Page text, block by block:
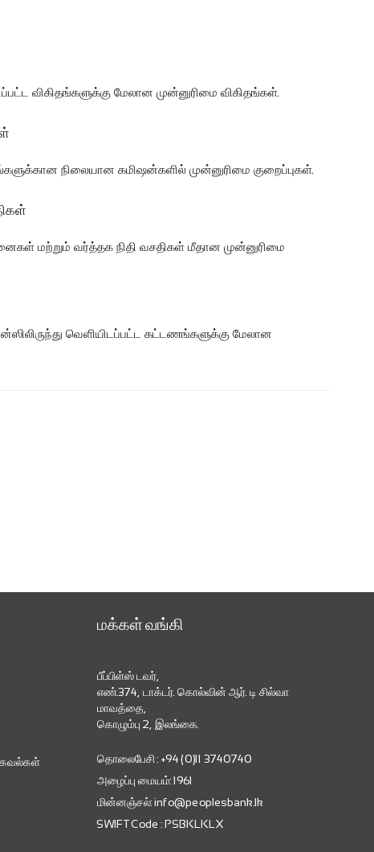
விகிதங்களுக்கு மேலான முன்னுரிமை விகிதங்கள்.
நிலையான கமிஷன்களில் முன்னுரிமை குறைப்புகள்.
மற்றும் வர்த்தக நிதி வசதிகள் மீதான முன்னுரிமை
வெளியிடப்பட்ட கட்டணங்களுக்கு மேலான
மக்கள் வங்கி
பீப்பிள்ஸ் டவர்,
எண்.374, டாக்டர். கொல்வின் ஆர். டி சில்வா
மாவத்தை,
கொழும்பு 2, இலங்கை.
தொலைபேசி : +94 (0)11 3740740
அழைப்பு மையம்: 1961
மின்னஞ்சல்: info@peoplesbank.lk
SWIFT Code : PSBKLKLX